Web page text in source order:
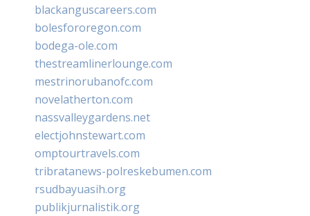
blackanguscareers.com
bolesfororegon.com
bodega-ole.com
thestreamlinerlounge.com
mestrinorubanofc.com
novelatherton.com
nassvalleygardens.net
electjohnstewart.com
omptourtravels.com
tribratanews-polreskebumen.com
rsudbayuasih.org
publikjurnalistik.org